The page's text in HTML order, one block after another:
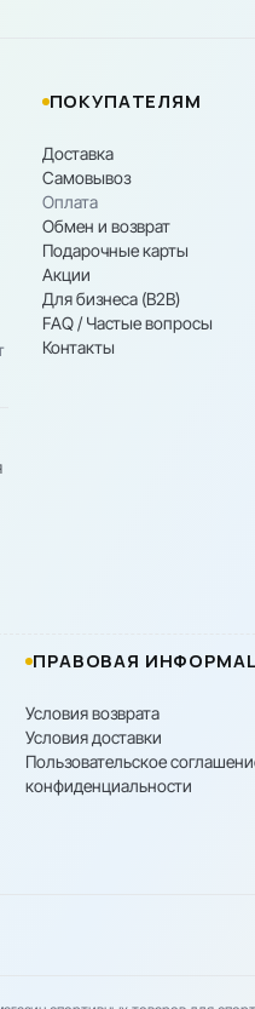
ПОКУПАТЕЛЯМ
Доставка
Самовывоз
Оплата
Обмен и возврат
Подарочные карты
Акции
Для бизнеса (B2B)
FAQ / Частые вопросы
Контакты
ПРАВОВАЯ
Условия возврата
Условия доставки
Пользовательское
конфиденциальности